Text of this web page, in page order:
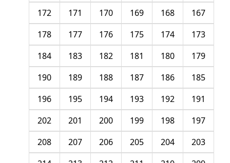
167
168
169
170
171
172
173
174
175
176
177
178
179
180
181
182
183
184
185
186
187
188
189
190
191
192
193
194
195
196
197
198
199
200
201
202
203
204
205
206
207
208